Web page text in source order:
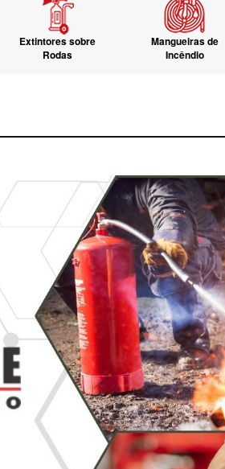
Extintores sobre
Rodas
Mangueiras de
Incêndio